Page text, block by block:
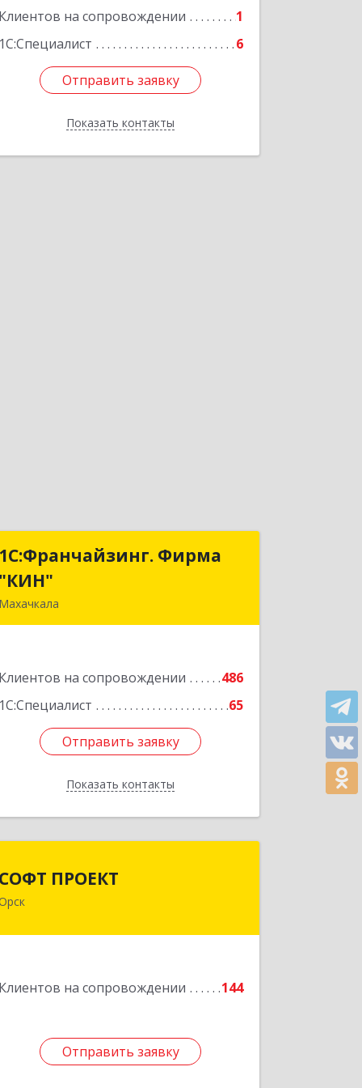
Клиентов на сопровождении
1
1С:Специалист
6
Отправить заявку
Показать контакты
Отправить заявку
Назад
1С:Франчайзинг. Фирма
"КИН"
Махачкала
Клиентов на сопровождении
486
1С:Специалист
65
Отправить заявку
Показать контакты
1С:Франчайзинг. Фирма
Подробнее
Отправить заявку
Назад
СОФТ ПРОЕКТ
Клиентов на сопровождении 144
Отправить заявку
Отправить заявку